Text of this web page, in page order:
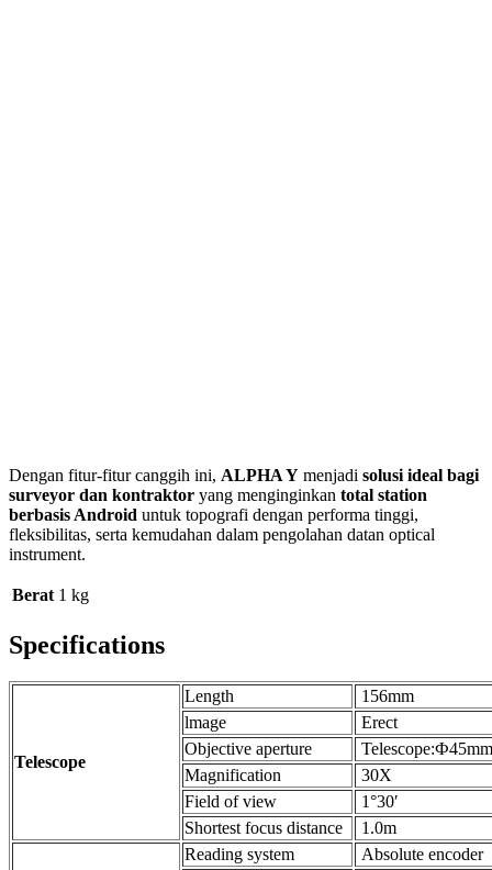
Dengan fitur-fitur canggih ini, ALPHA Y menjadi solusi ideal bagi
surveyor dan kontraktor yang menginginkan total station
berbasis Android untuk topografi dengan performa tinggi,
fleksibilitas, serta kemudahan dalam pengolahan datan optical
instrument.
Berat 1 kg
Specifications
Telescope
Length
156mm
lmage
Erect
Objective aperture
Magnification
30X
Field of view
1°30′
Shortest focus distance
1.0m
Reading system
Absolute encoder